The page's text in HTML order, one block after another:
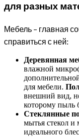
для разных
Мебель – главная
справиться с ней:
Деревянная
влажной
для мебели.
внешний вид,
которому пыль
Стеклянные
мытья стекол
идеального